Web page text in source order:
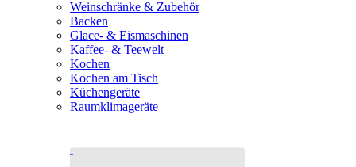
Weinschränke & Zubehör
Backen
Glace- & Eismaschinen
Kaffee- & Teewelt
Kochen
Kochen am Tisch
Küchengeräte
Raumklimageräte